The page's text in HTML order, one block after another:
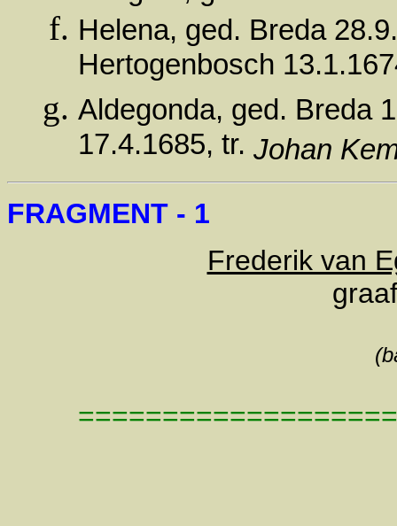
Helena, ged. Breda
Hertogenbosch
Aldegonda, ged. Breda
17.4.1685, tr. Johan
FRAGMENT - 1
Frederik van